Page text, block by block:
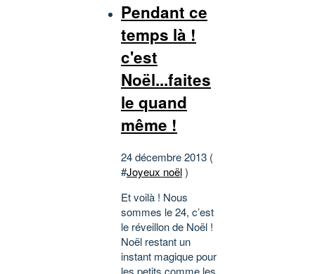
Pendant ce
temps là !
c'est
Noël...faites
le quand
même !
24 décembre 2013 (
#Joyeux noël)
Et voilà ! Nous
sommes le 24, c’est
le réveillon de Noël !
Noël restant un
instant magique pour
les petits comme les